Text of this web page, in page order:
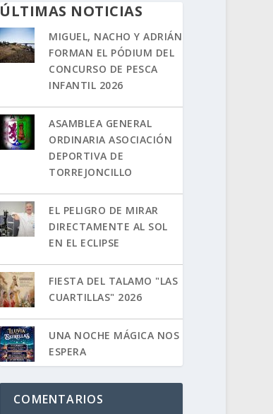
ÚLTIMAS NOTICIAS
MIGUEL, NACHO Y ADRIÁN
FORMAN EL PÓDIUM DEL
CONCURSO DE PESCA
INFANTIL 2026
ASAMBLEA GENERAL
ORDINARIA ASOCIACIÓN
DEPORTIVA DE
TORREJONCILLO
EL PELIGRO DE MIRAR
DIRECTAMENTE AL SOL
EN EL ECLIPSE
FIESTA DEL TALAMO "LAS
CUARTILLAS" 2026
UNA NOCHE MÁGICA NOS
ESPERA
COMENTARIOS